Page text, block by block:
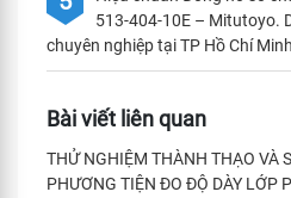
513-404-10E – Mitutoyo.
chuyên nghiệp tại TP Hồ Chí Minh
Bài viết liên quan
THỬ NGHIỆM THÀNH THẠO VÀ
PHƯƠNG TIỆN ĐO ĐỘ DÀY LỚP